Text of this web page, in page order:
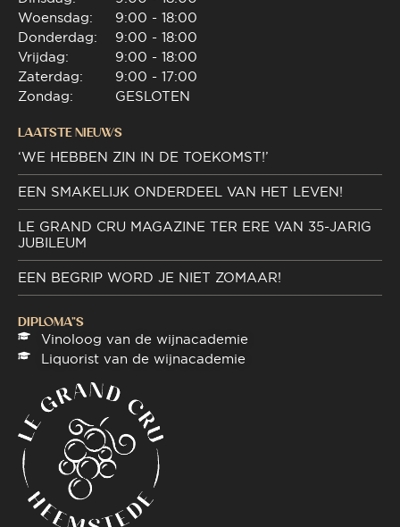
Woensdag:
Donderdag:
Vrijdag:
Zaterdag:
Zondag:
9:00 - 18:00
9:00 - 18:00
9:00 - 18:00
9:00 - 17:00
GESLOTEN
LAATSTE NIEUWS
‘WE HEBBEN ZIN IN DE TOEKOMST!’
EEN SMAKELIJK ONDERDEEL VAN HET LEVEN!
LE GRAND CRU MAGAZINE TER ERE VAN 35-JARIG
JUBILEUM
EEN BEGRIP WORD JE NIET ZOMAAR!
DIPLOMA"S
Vinoloog van de wijnacademie
Liquorist van de wijnacademie